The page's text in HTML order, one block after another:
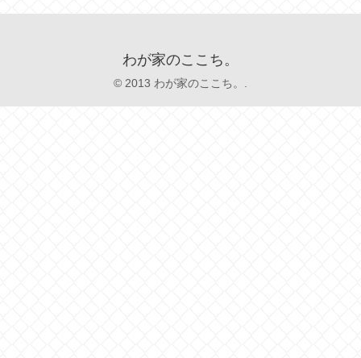
わが家のここち。
© 2013 わが家のここち。.